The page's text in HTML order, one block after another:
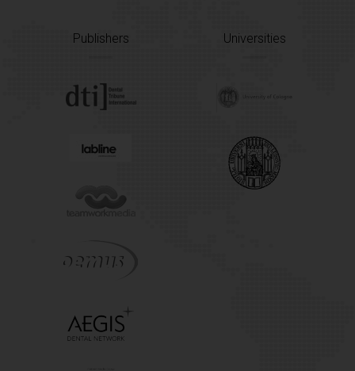
Publishers Universities